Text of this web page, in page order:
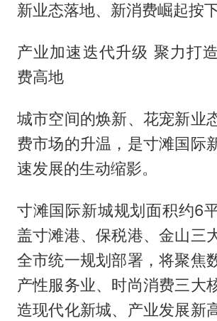
新业态落地、新消费崛起按下
产业加速迭代升级 聚力打
费高地
城市空间的焕新、花宠新业
费市场的升温，是寸滩国际
速发展的生动缩影。
寸滩国际新城规划面积约6
盖寸滩港、保税港、金山三
全市统一规划部署，将聚焦
产性服务业、时尚消费三大
造现代化新城、产业发展新